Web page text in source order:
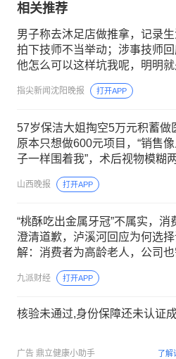
相关推荐
男子称去沐足店做推拿，记录
拍下技师不当举动；涉事技师回
他怎么可以这样坑我呢，明明就
自己说的；警方已介入调查
指尖新闻沈阳晚报 打开APP
57岁保洁大姐掏空5万元积蓄做
原本只想做600元项目，“销售
子一样围着我”，术后视物模糊
医院就诊；涉事机构拒回应
山西晚报 打开APP
“桃酥吃出金属牙冠”不属实，消
澄清道歉，泸溪河回应为何选
解：消费者为高龄老人，公司也
快速回归生产
九派财经 打开APP
核验未通过,身份保障还未认证
广告 鼎立健康小助手 了解